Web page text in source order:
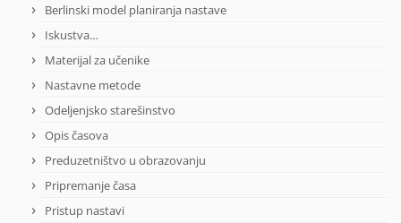
Berlinski model planiranja nastave
Iskustva…
Materijal za učenike
Nastavne metode
Odeljenjsko starešinstvo
Opis časova
Preduzetništvo u obrazovanju
Pripremanje časa
Pristup nastavi